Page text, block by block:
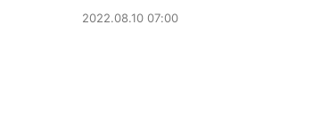
2022.08.10 07:00